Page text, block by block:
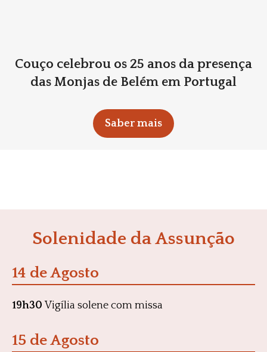
Couço celebrou os 25 anos da presença
das Monjas de Belém em Portugal
Saber mais
Solenidade da Assunção
14 de Agosto
19h30Vigília solene com missa
15 de Agosto